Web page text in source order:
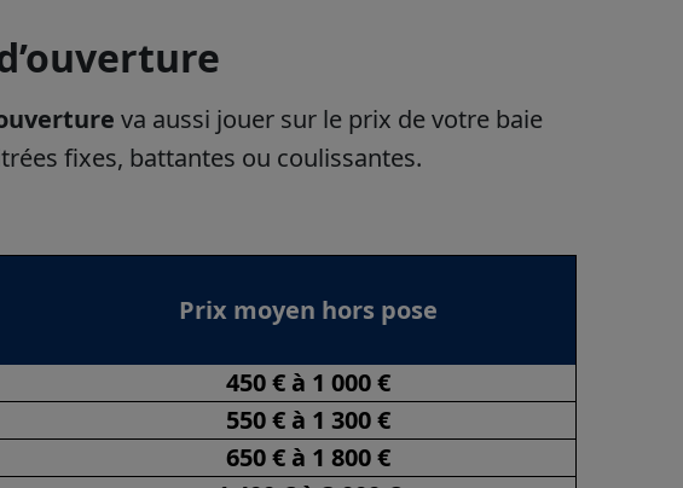
va aussi jouer sur le prix de votre baie
fixes, battantes ou coulissantes.
Prix moyen hors pose
450 € à 1 000 €
550 € à 1 300 €
650 € à 1 800 €